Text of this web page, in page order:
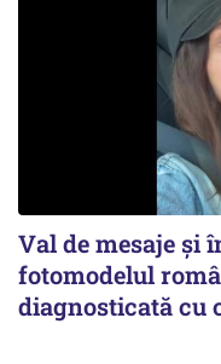
Val de mesaje și
fotomodelul
diagnosticată cu